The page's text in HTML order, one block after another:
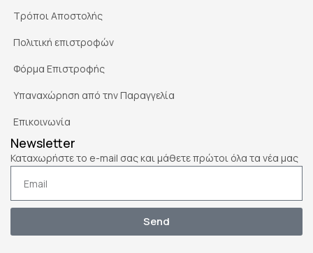
Τρόποι Αποστολής
Πολιτική επιστροφών
Φόρμα Επιστροφής
Υπαναχώρηση από την Παραγγελία
Επικοινωνία
Newsletter
Καταχωρήστε το e-mail σας και μάθετε πρώτοι όλα τα νέα μας
Send